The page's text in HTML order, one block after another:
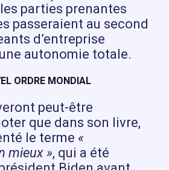
parties prenantes
passeraient au second
d’entreprise
autonomie totale.
ORDRE MONDIAL
peut-être
que dans son livre,
le terme «
mieux », qui a été